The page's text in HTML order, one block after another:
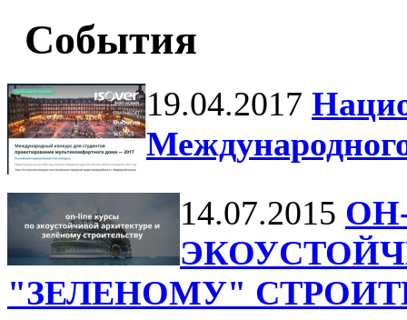
События
19.04.2017
14.07.2015
"ЗЕЛЕНОМУ"